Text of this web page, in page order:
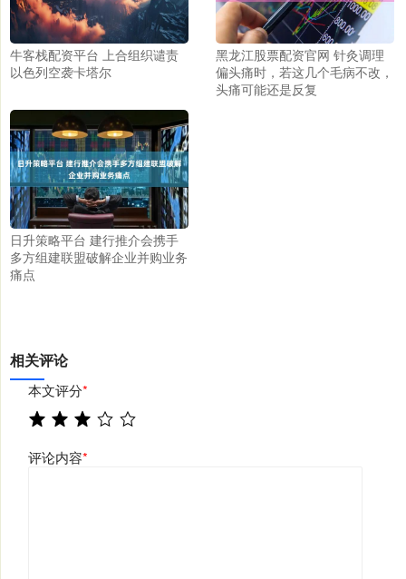
牛客栈配资平台 上合组织谴责
以色列空袭卡塔尔
黑龙江股票配资官网 针灸调理
偏头痛时，若这几个毛病不改，
头痛可能还是反复
日升策略平台 建行推介会携手
多方组建联盟破解企业并购业务
痛点
相关评论
本文评分*
评论内容*